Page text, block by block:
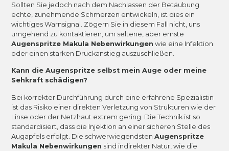
Sollten Sie jedoch nach dem Nachlassen der Betäubung
echte, zunehmende Schmerzen entwickeln, ist dies ein
wichtiges Warnsignal. Zögern Sie in diesem Fall nicht, uns
umgehend zu kontaktieren, um seltene, aber ernste
Augenspritze Makula Nebenwirkungen wie eine Infektion
oder einen starken Druckanstieg auszuschließen.
Kann die Augenspritze selbst mein Auge oder meine
Sehkraft schädigen?
Bei korrekter Durchführung durch eine erfahrene Spezialistin
ist das Risiko einer direkten Verletzung von Strukturen wie der
Linse oder der Netzhaut extrem gering. Die Technik ist so
standardisiert, dass die Injektion an einer sicheren Stelle des
Augapfels erfolgt. Die schwerwiegendstenAugenspritze
Makula Nebenwirkungen sind indirekter Natur, wie die